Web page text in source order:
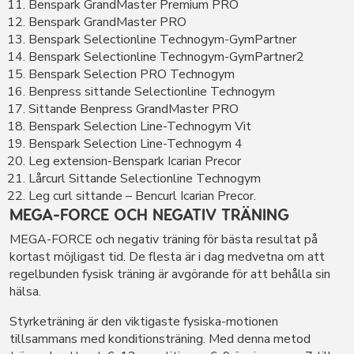
Benspark GrandMaster Premium PRO
Benspark GrandMaster PRO
Benspark Selectionline Technogym-GymPartner
Benspark Selectionline Technogym-GymPartner2
Benspark Selection PRO Technogym
Benpress sittande Selectionline Technogym
Sittande Benpress GrandMaster PRO
Benspark Selection Line-Technogym Vit
Benspark Selection Line-Technogym 4
Leg extension-Benspark Icarian Precor
Lårcurl Sittande Selectionline Technogym
Leg curl sittande – Bencurl Icarian Precor.
MEGA-FORCE OCH NEGATIV TRÄNING
MEGA-FORCE och negativ träning för bästa resultat på
kortast möjligast tid. De flesta är i dag medvetna om att
regelbunden fysisk träning är avgörande för att behålla sin
hälsa.
Styrketräning är den viktigaste fysiska-motionen
tillsammans med konditionsträning. Med denna metod